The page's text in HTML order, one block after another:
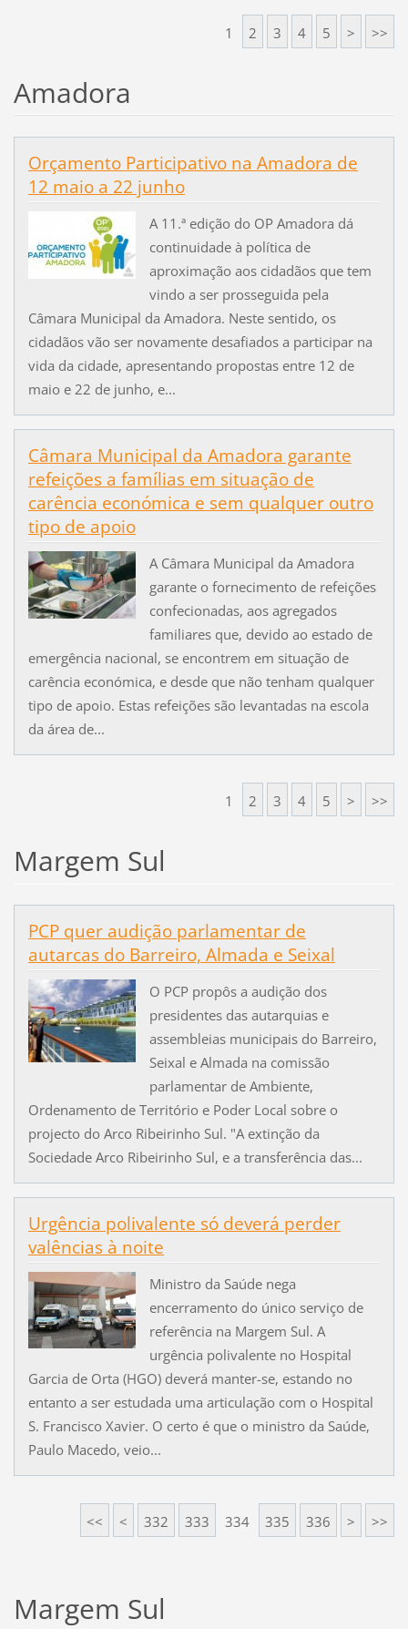
1 2 3 4 5 > >>
Amadora
Orçamento Participativo na Amadora de
12 maio a 22 junho
A 11.ª edição do OP Amadora dá
continuidade à política de
aproximação aos cidadãos que tem
vindo a ser prosseguida pela
Câmara Municipal da Amadora. Neste sentido, os
cidadãos vão ser novamente desafiados a participar na
vida da cidade, apresentando propostas entre 12 de
maio e 22 de junho, e...
Câmara Municipal da Amadora garante
refeições a famílias em situação de
carência económica e sem qualquer outro
tipo de apoio
A Câmara Municipal da Amadora
garante o fornecimento de refeições
confecionadas, aos agregados
familiares que, devido ao estado de
emergência nacional, se encontrem em situação de
carência económica, e desde que não tenham qualquer
tipo de apoio. Estas refeições são levantadas na escola
da área de...
1 2 3 4 5 > >>
Margem Sul
PCP quer audição parlamentar de
autarcas do Barreiro, Almada e Seixal
O PCP propôs a audição dos
presidentes das autarquias e
assembleias municipais do Barreiro,
Seixal e Almada na comissão
parlamentar de Ambiente,
Ordenamento de Território e Poder Local sobre o
projecto do Arco Ribeirinho Sul. "A extinção da
Sociedade Arco Ribeirinho Sul, e a transferência das...
Urgência polivalente só deverá perder
valências à noite
Ministro da Saúde nega
encerramento do único serviço de
referência na Margem Sul. A
urgência polivalente no Hospital
Garcia de Orta (HGO) deverá manter-se, estando no
entanto a ser estudada uma articulação com o Hospital
S. Francisco Xavier. O certo é que o ministro da Saúde,
Paulo Macedo, veio...
<< < 332 333 334 335 336 > >>
Margem Sul